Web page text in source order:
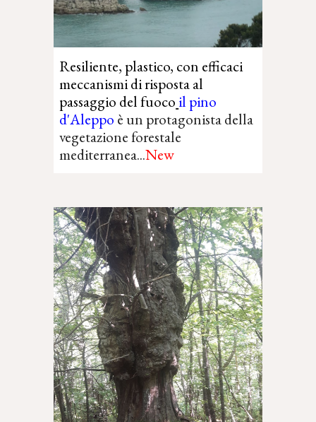
Resiliente, plastico, con efficaci
meccanismi di risposta al
passaggio del fuoco il pino
d'Aleppo è un protagonista della
vegetazione forestale
mediterranea...New